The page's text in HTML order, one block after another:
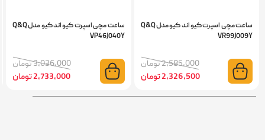
ساعت مچی اسپرت کیو اند کیو مدل Q&Q
VR99J009Y
2,585,000 تومان
2,326,500 تومان
ساعت مچی اسپرت کیو اند کیو مدل Q&Q
VP46J040Y
3,036,000 تومان
2,733,000 تومان